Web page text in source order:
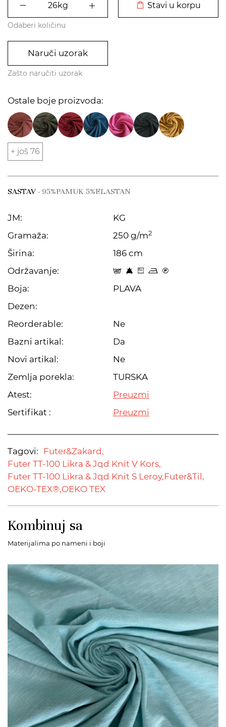
Stavi u korpu
Odaberi količinu
Naruči uzorak
Zašto naručiti uzorak
Ostale boje proizvoda:
+ još 76
SASTAV- 95%PAMUK 5%ELASTAN
JM:
KG
Gramaža:
250 g/m2
Širina:
186 cm
Održavanje:
t 8 Z p C
Boja:
PLAVA
Dezen:
Reorderable:
Ne
Bazni artikal:
Da
Novi artikal:
Ne
Zemlja porekla:
TURSKA
Atest:
Preuzmi
Sertifikat :
Preuzmi
Tagovi:
Futer&Zakard,
Futer TT-100 Likra & Jqd Knit V Kors,
Futer TT-100 Likra & Jqd Knit S Leroy,Futer&Til,
OEKO-TEX®,OEKO TEX
Kombinuj sa
Materijalima po nameni i boji